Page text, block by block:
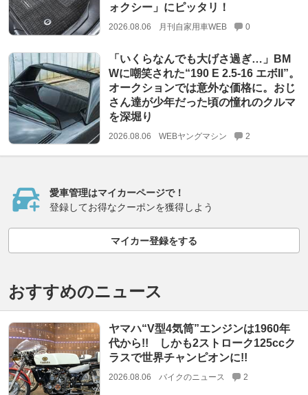
ォクシー」にピッタリ！
2026.08.06 月刊自家用車WEB 0
「いくらなんでも大げさ過ぎ…」BM
Wに嘲笑された“190 E 2.5-16 エボII”。
オークションでは意外な価格に。おじ
さん達が少年だった頃の憧れのクルマ
を深堀り
2026.08.06 WEBヤングマシン 2
愛車管理はマイカーページで！
登録してお得なクーポンを獲得しよう
マイカー登録をする
おすすめのニュース
ヤマハ“V型4気筒”エンジンは1960年
代から!! しかも2ストローク125ccク
ラスで世界チャンピオンに!!
2026.08.06 バイクのニュース 2